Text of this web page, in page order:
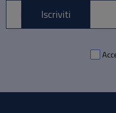
E-mail *Iscriviti